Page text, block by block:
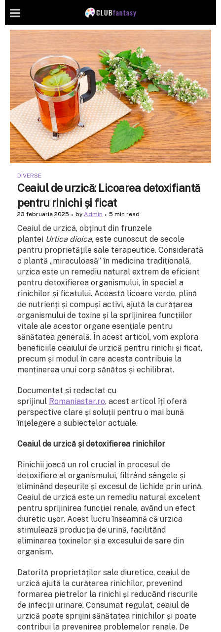
DIVERSE
Ceaiul de urzică: Licoarea detoxifiantă
pentru rinichi și ficat
23 februarie 2025 by Admin 5 min read
Ceaiul de urzică, obținut din frunzele
plantei Urtica dioica, este cunoscut de secole
pentru proprietățile sale terapeutice. Considerată
o plantă „miraculoasă” în medicina tradițională,
urzica este un remediu natural extrem de eficient
pentru detoxifierea organismului, în special a
rinichilor și ficatului. Această licoare verde, plină
de nutrienți și compuși activi, ajută la curățarea
organismului de toxine și la sprijinirea funcțiilor
vitale ale acestor organe esențiale pentru
sănătatea generală. În acest articol, vom explora
beneficiile ceaiului de urzică pentru rinichi și ficat,
precum și modul în care acesta contribuie la
menținerea unui corp sănătos și echilibrat.
Documentat și redactat cu
sprijinul Romaniastar.ro, acest articol îți oferă
perspective clare și soluții pentru o mai bună
înțelegere a subiectelor actuale.
Ceaiul de urzică și detoxifierea rinichilor
Rinichii joacă un rol crucial în procesul de
detoxifiere al organismului, filtrând sângele și
eliminând deșeurile și excesul de lichide prin urină.
Ceaiul de urzică este un remediu natural excelent
pentru sprijinirea funcției renale, având un efect
diuretic ușor. Acest lucru înseamnă că urzica
stimulează producția de urină, facilitând
eliminarea toxinelor și a excesului de sare din
organism.
Datorită proprietăților sale diuretice, ceaiul de
urzică ajută la curățarea rinichilor, prevenind
formarea pietrelor la rinichi și reducând riscurile
de infecții urinare. Consumat regulat, ceaiul de
urzică poate sprijini sănătatea rinichilor și poate
contribui la prevenirea problemelor renale. De